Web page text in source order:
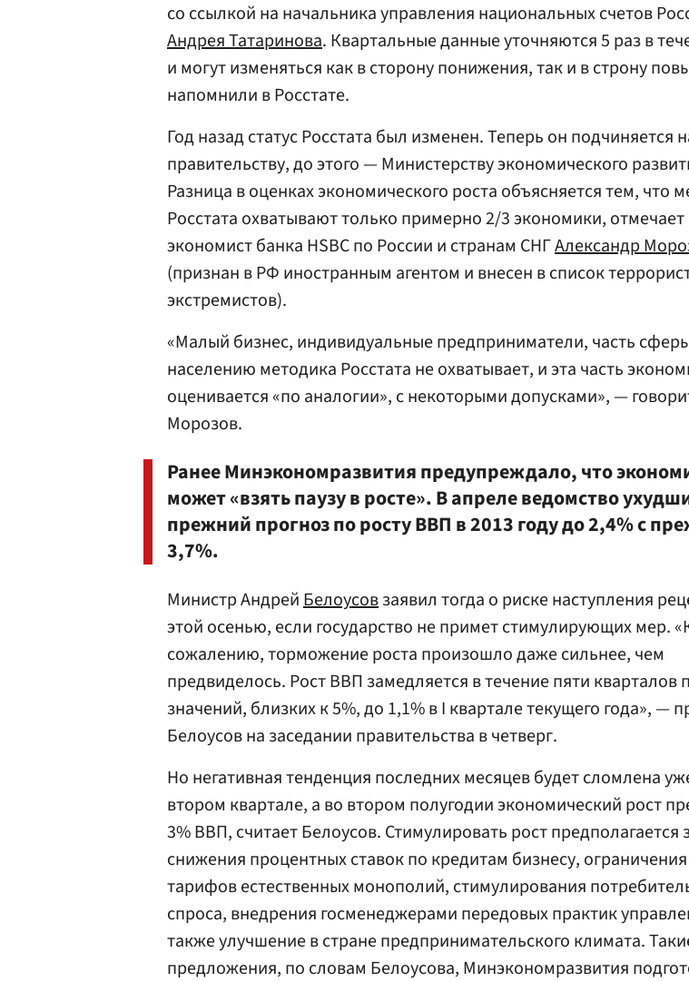
со ссылкой на начальника управления национальных счетов
Андрея Татаринова. Квартальные данные уточняются 5 раз в
и могут изменяться как в сторону понижения, так и в строну
напомнили в Росстате.
Год назад статус Росстата был изменен. Теперь он подчиняется
правительству, до этого — Министерству экономического
Разница в оценках экономического роста объясняется тем, что
Росстата охватывают только примерно 2/3 экономики,
экономист банка HSBC по России и странам СНГАлександр
(признан в РФ иностранным агентом и внесен в список
экстремистов).
«Малый бизнес, индивидуальные предприниматели, часть
населению методика Росстата не охватывает, и эта часть
оценивается «по аналогии», с некоторыми допусками», —
Морозов.
Ранее Минэкономразвития предупреждало, что
может «взять паузу в росте». В апреле ведомство
прежний прогноз по росту ВВП в 2013 году до 2,4% с
3,7%.
Министр АндрейБелоусовзаявил тогда о риске наступления
этой осенью, если государство не примет стимулирующих мер.
сожалению, торможение роста произошло даже сильнее, чем
предвиделось. Рост ВВП замедляется в течение пяти кварталов
значений, близких к 5%, до 1,1% в I квартале текущего года», —
Белоусов на заседании правительства в четверг.
Но негативная тенденция последних месяцев будет сломлена
втором квартале, а во втором полугодии экономический рост
3% ВВП, считает Белоусов. Стимулировать рост предполагается
снижения процентных ставок по кредитам бизнесу,
тарифов естественных монополий, стимулирования
спроса, внедрения госменеджерами передовых практик
также улучшение в стране предпринимательского климата.
предложения, по словам Белоусова, Минэкономразвития